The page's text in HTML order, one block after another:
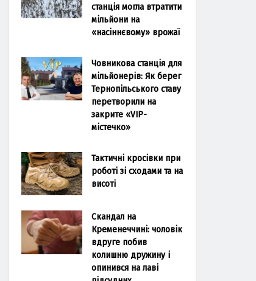
станція могла втратити
мільйони на
«насіннєвому» врожаї
Човникова станція для
мільйонерів: Як берег
Тернопільського ставу
перетворили на
закрите «VIP-
містечко»
Тактичні кросівки при
роботі зі сходами та на
висоті
Скандал на
Кременеччині: чоловік
вдруге побив
колишню дружину і
опинився на лаві